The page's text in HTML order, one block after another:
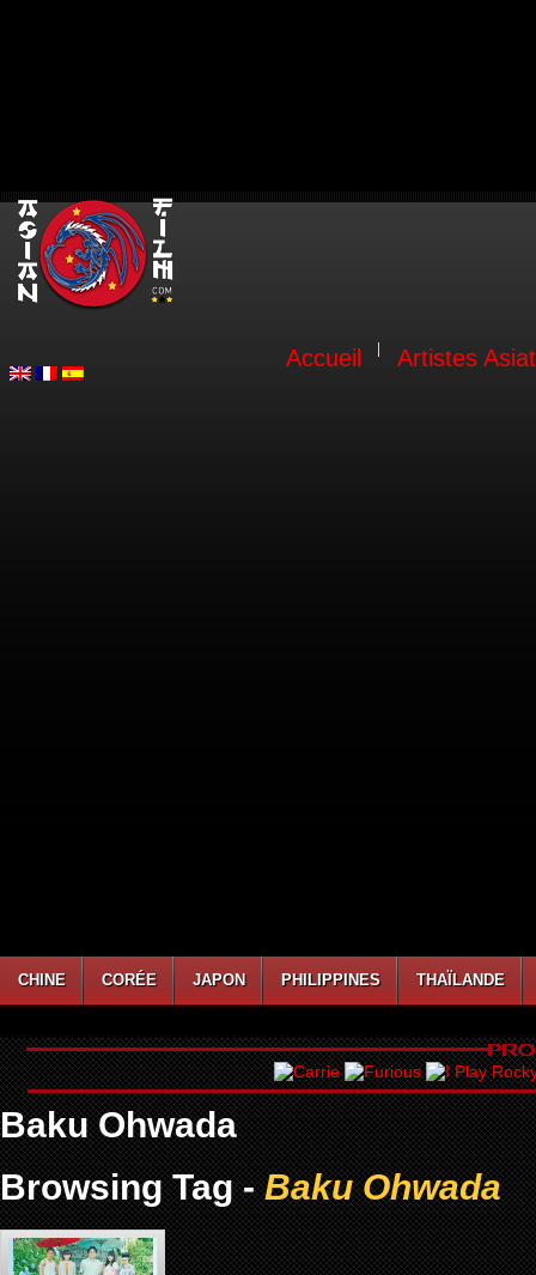
Accueil Artistes
CHINE CORÉE JAPON PHILIPPINES THAÏLANDE
Baku Ohwada
Browsing Tag -Baku Ohwada